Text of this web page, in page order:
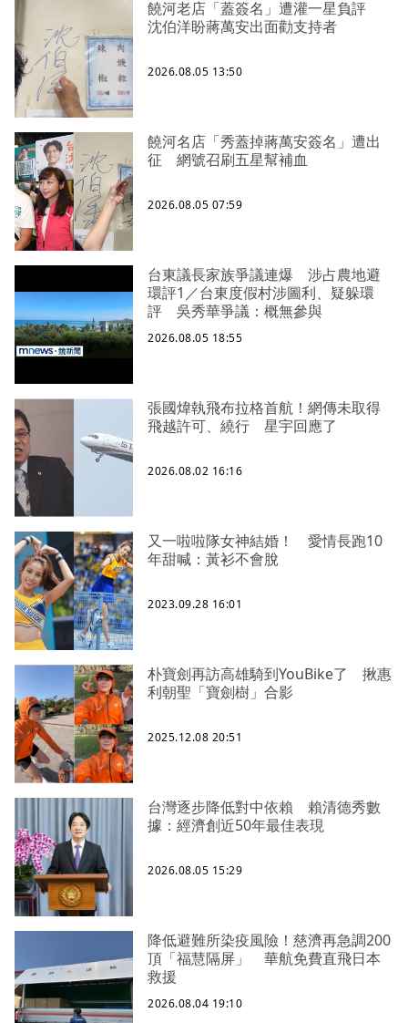
饒河老店「蓋簽名」遭灌一星負評
沈伯洋盼蔣萬安出面勸支持者
2026.08.05 13:50
饒河名店「秀蓋掉蔣萬安簽名」遭出
征 網號召刷五星幫補血
2026.08.05 07:59
台東議長家族爭議連爆 涉占農地避
環評1／台東度假村涉圖利、疑躲環
評 吳秀華爭議：概無參與
2026.08.05 18:55
張國煒執飛布拉格首航！網傳未取得
飛越許可、繞行 星宇回應了
2026.08.02 16:16
又一啦啦隊女神結婚！ 愛情長跑10
年甜喊：黃衫不會脫
2023.09.28 16:01
朴寶劍再訪高雄騎到YouBike了 揪惠
利朝聖「寶劍樹」合影
2025.12.08 20:51
台灣逐步降低對中依賴 賴清德秀數
據：經濟創近50年最佳表現
2026.08.05 15:29
降低避難所染疫風險！慈濟再急調200
頂「福慧隔屏」 華航免費直飛日本
救援
2026.08.04 19:10